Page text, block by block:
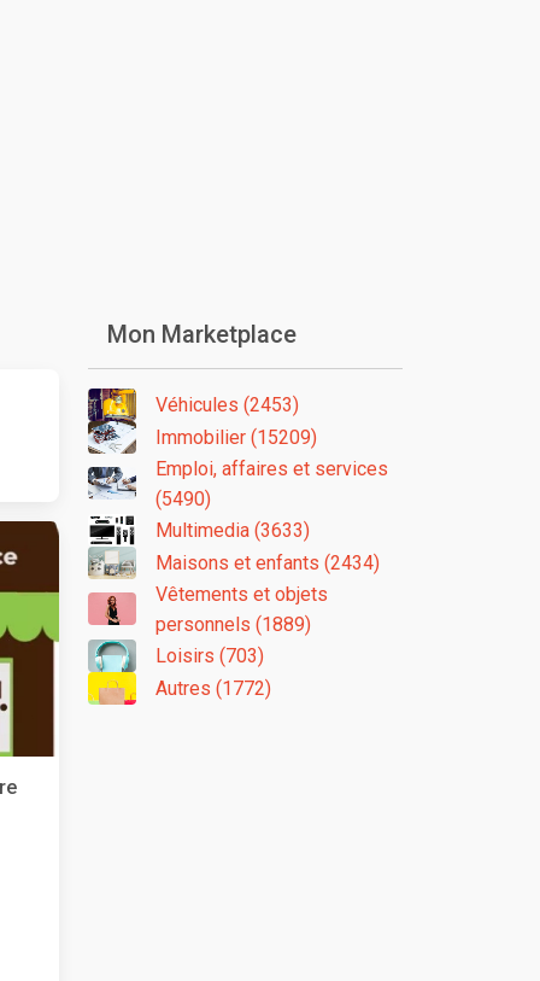
Mon Marketplace
Véhicules (2453)
Immobilier (15209)
Emploi, affaires et services
(5490)
Multimedia (3633)
Maisons et enfants (2434)
Vêtements et objets
personnels (1889)
Loisirs (703)
Autres (1772)